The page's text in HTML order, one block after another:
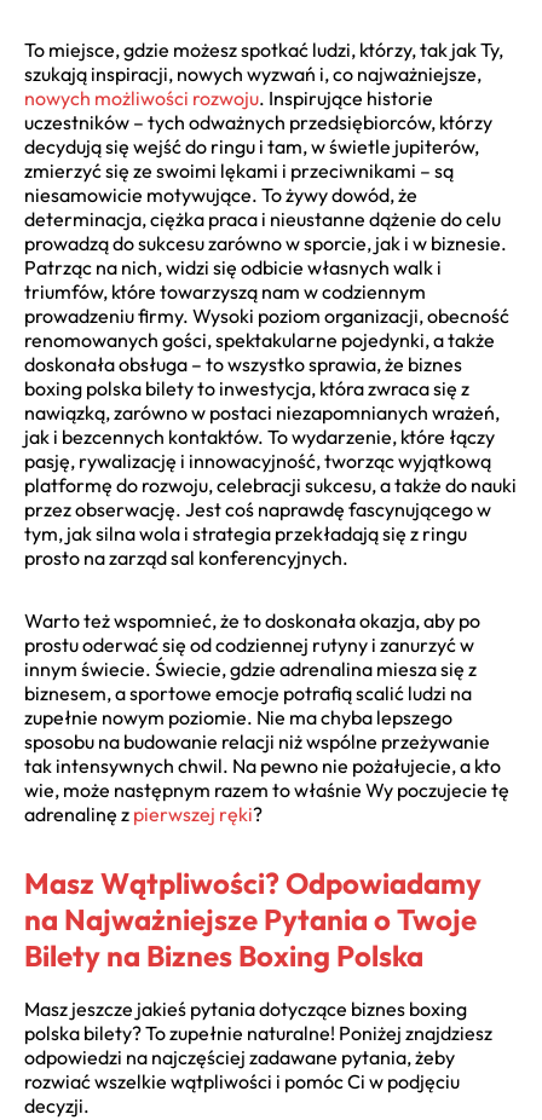
To miejsce, gdzie możesz spotkać ludzi, którzy, tak jak Ty,
szukają inspiracji, nowych wyzwań i, co najważniejsze,
nowych możliwości rozwoju. Inspirujące historie
uczestników – tych odważnych przedsiębiorców, którzy
decydują się wejść do ringu i tam, w świetle jupiterów,
zmierzyć się ze swoimi lękami i przeciwnikami – są
niesamowicie motywujące. To żywy dowód, że
determinacja, ciężka praca i nieustanne dążenie do celu
prowadzą do sukcesu zarówno w sporcie, jak i w biznesie.
Patrząc na nich, widzi się odbicie własnych walk i
triumfów, które towarzyszą nam w codziennym
prowadzeniu firmy. Wysoki poziom organizacji, obecność
renomowanych gości, spektakularne pojedynki, a także
doskonała obsługa – to wszystko sprawia, że biznes
boxing polska bilety to inwestycja, która zwraca się z
nawiązką, zarówno w postaci niezapomnianych wrażeń,
jak i bezcennych kontaktów. To wydarzenie, które łączy
pasję, rywalizację i innowacyjność, tworząc wyjątkową
platformę do rozwoju, celebracji sukcesu, a także do nauki
przez obserwację. Jest coś naprawdę fascynującego w
tym, jak silna wola i strategia przekładają się z ringu
prosto na zarząd sal konferencyjnych.
Warto też wspomnieć, że to doskonała okazja, aby po
prostu oderwać się od codziennej rutyny i zanurzyć w
innym świecie. Świecie, gdzie adrenalina miesza się z
biznesem, a sportowe emocje potrafią scalić ludzi na
zupełnie nowym poziomie. Nie ma chyba lepszego
sposobu na budowanie relacji niż wspólne przeżywanie
tak intensywnych chwil. Na pewno nie pożałujecie, a kto
wie, może następnym razem to właśnie Wy poczujecie tę
adrenalinę z pierwszej ręki?
Masz Wątpliwości? Odpowiadamy
na Najważniejsze Pytania o Twoje
Bilety na Biznes Boxing Polska
Masz jeszcze jakieś pytania dotyczące biznes boxing
polska bilety? To zupełnie naturalne! Poniżej znajdziesz
odpowiedzi na najczęściej zadawane pytania, żeby
rozwiać wszelkie wątpliwości i pomóc Ci w podjęciu
decyzji.